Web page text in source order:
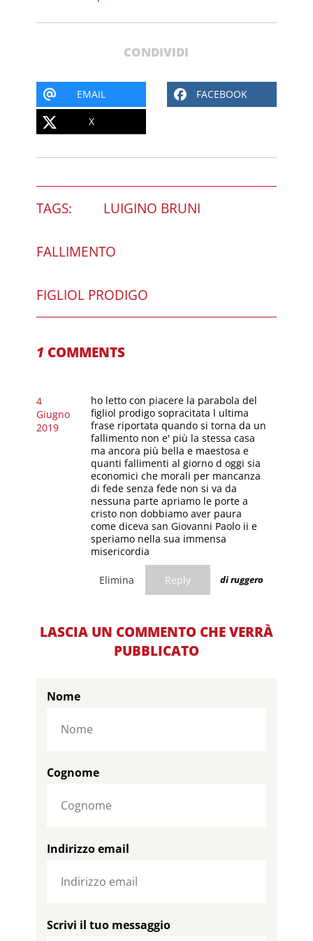
CONDIVIDI
EMAIL FACEBOOK
X
TAGS: LUIGINO BRUNI
FALLIMENTO
FIGLIOL PRODIGO
1 COMMENTS
4
Giugno
2019
ho letto con piacere la parabola del
figliol prodigo sopracitata l ultima
frase riportata quando si torna da un
fallimento non e' più la stessa casa
ma ancora più bella e maestosa e
quanti fallimenti al giorno d oggi sia
economici che morali per mancanza
di fede senza fede non si va da
nessuna parte apriamo le porte a
cristo non dobbiamo aver paura
come diceva san Giovanni Paolo ii e
speriamo nella sua immensa
misericordia
Elimina Reply di ruggero
LASCIA UN COMMENTO CHE VERRÀ
PUBBLICATO
Nome
Cognome
Indirizzo email
Scrivi il tuo messaggio